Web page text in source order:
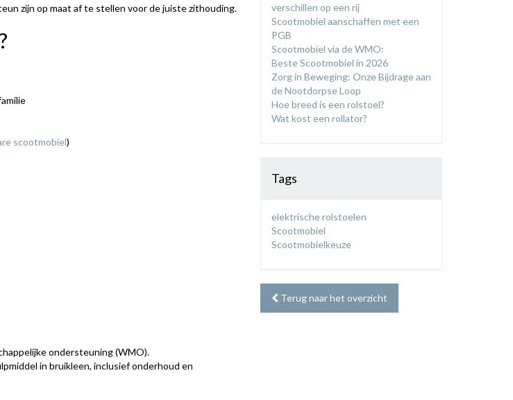
zijn op maat af te stellen voor de juiste zithouding.
scootmobiel)
ondersteuning (WMO).
in bruikleen, inclusief onderhoud en
verschillen op een rij
Scootmobiel aanschaffen met een
PGB
Scootmobiel via de WMO:
Beste Scootmobiel in 2026
Zorg in Beweging: Onze Bijdrage aan
de Nootdorpse Loop
Hoe breed is een rolstoel?
Wat kost een rollator?
Tags
elektrische rolstoelen
Scootmobiel
Scootmobielkeuze
Terug naar het overzicht